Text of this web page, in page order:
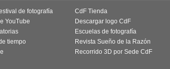
de fotografía
YouTube
tiempo
CdF Tienda
Descargar logo CdF
Escuelas de fotografía
Revista Sueño de la Razón
Recorrido 3D por Sede CdF